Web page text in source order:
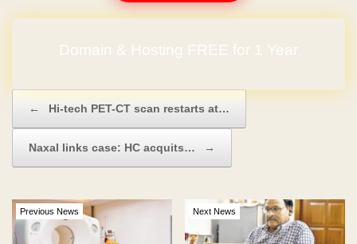
Domain & Hosting FREE for 1 Year
← Hi-tech PET-CT scan restarts at…
Naxal links case: HC acquits… →
Previous News Next News